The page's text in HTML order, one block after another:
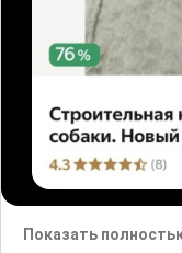
Показать